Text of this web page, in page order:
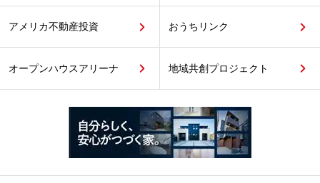
アメリカ不動産投資 おうちリンク
オープンハウスアリーナ 地域共創プロジェクト